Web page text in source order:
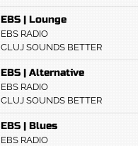
EBS | Lounge
EBS RADIO
CLUJ SOUNDS BETTER
EBS | Alternative
EBS RADIO
CLUJ SOUNDS BETTER
EBS | Blues
EBS RADIO